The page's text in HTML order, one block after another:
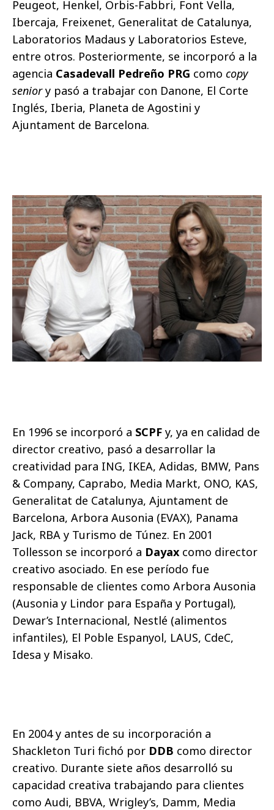
Peugeot, Henkel, Orbis-Fabbri, Font Vella,
Ibercaja, Freixenet, Generalitat de Catalunya,
Laboratorios Madaus y Laboratorios Esteve,
entre otros. Posteriormente, se incorporó a la
agencia Casadevall Pedreño PRG como copy
senior y pasó a trabajar con Danone, El Corte
Inglés, Iberia, Planeta de Agostini y
Ajuntament de Barcelona.
En 1996 se incorporó a SCPF y, ya en calidad de
director creativo, pasó a desarrollar la
creatividad para ING, IKEA, Adidas, BMW, Pans
& Company, Caprabo, Media Markt, ONO, KAS,
Generalitat de Catalunya, Ajuntament de
Barcelona, Arbora Ausonia (EVAX), Panama
Jack, RBA y Turismo de Túnez. En 2001
Tollesson se incorporó a Dayax como director
creativo asociado. En ese período fue
responsable de clientes como Arbora Ausonia
(Ausonia y Lindor para España y Portugal),
Dewar’s Internacional, Nestlé (alimentos
infantiles), El Poble Espanyol, LAUS, CdeC,
Idesa y Misako.
En 2004 y antes de su incorporación a
Shackleton Turi fichó por DDB como director
creativo. Durante siete años desarrolló su
capacidad creativa trabajando para clientes
como Audi, BBVA, Wrigley’s, Damm, Media